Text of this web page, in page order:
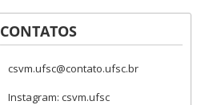
CONTATOS
csvm.ufsc@contato.ufsc.br
Instagram: csvm.ufsc